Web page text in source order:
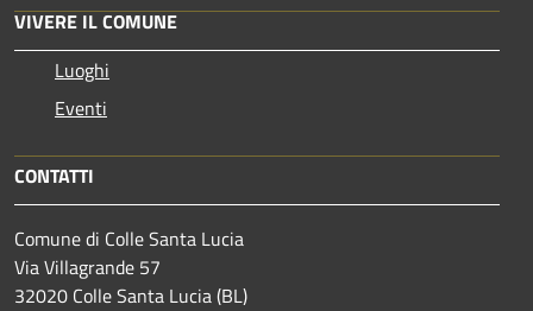
VIVERE IL COMUNE
Luoghi
Eventi
CONTATTI
Comune di Colle Santa Lucia
Via Villagrande 57
32020 Colle Santa Lucia (BL)